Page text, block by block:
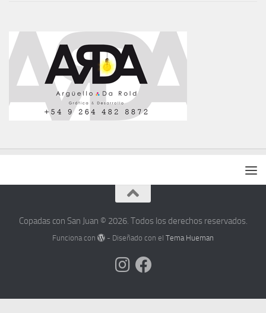
Copadas con San Juan © 2026. Todos los derechos reservados.
Funciona con - Diseñado con elTema Hueman